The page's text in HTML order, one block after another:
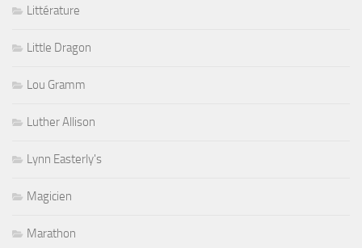
Littérature
Little Dragon
Lou Gramm
Luther Allison
Lynn Easterly's
Magicien
Marathon